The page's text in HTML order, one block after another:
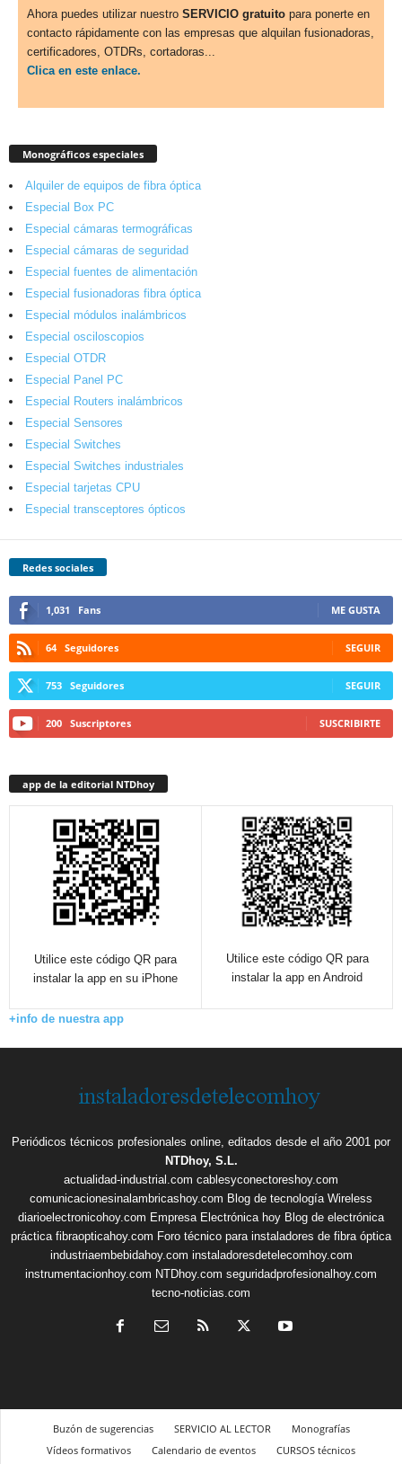
Ahora puedes utilizar nuestro SERVICIO gratuito para ponerte en
contacto rápidamente con las empresas que alquilan fusionadoras,
certificadores, OTDRs, cortadoras...
Clica en este enlace.
Monográficos especiales
Alquiler de equipos de fibra óptica
Especial Box PC
Especial cámaras termográficas
Especial cámaras de seguridad
Especial fuentes de alimentación
Especial fusionadoras fibra óptica
Especial módulos inalámbricos
Especial osciloscopios
Especial OTDR
Especial Panel PC
Especial Routers inalámbricos
Especial Sensores
Especial Switches
Especial Switches industriales
Especial tarjetas CPU
Especial transceptores ópticos
Redes sociales
1,031 Fans ME GUSTA
64 Seguidores SEGUIR
753 Seguidores SEGUIR
200 Suscriptores SUSCRIBIRTE
app de la editorial NTDhoy
Utilice este código QR para
instalar la app en su iPhone
Utilice este código QR para
instalar la app en Android
+info de nuestra app
Periódicos técnicos profesionales online, editados desde el año 2001 por
NTDhoy, S.L.
actualidad-industrial.com cablesyconectoreshoy.com
comunicacionesinalambricashoy.com Blog de tecnología Wireless
diarioelectronicohoy.com Empresa Electrónica hoy Blog de electrónica
práctica fibraopticahoy.com Foro técnico para instaladores de fibra óptica
industriaembebidahoy.com instaladoresdetelecomhoy.com
instrumentacionhoy.com NTDhoy.com seguridadprofesionalhoy.com
tecno-noticias.com
Buzón de sugerencias SERVICIO AL LECTOR
Monografías
Vídeos formativos
Calendario de eventos CURSOS técnicos